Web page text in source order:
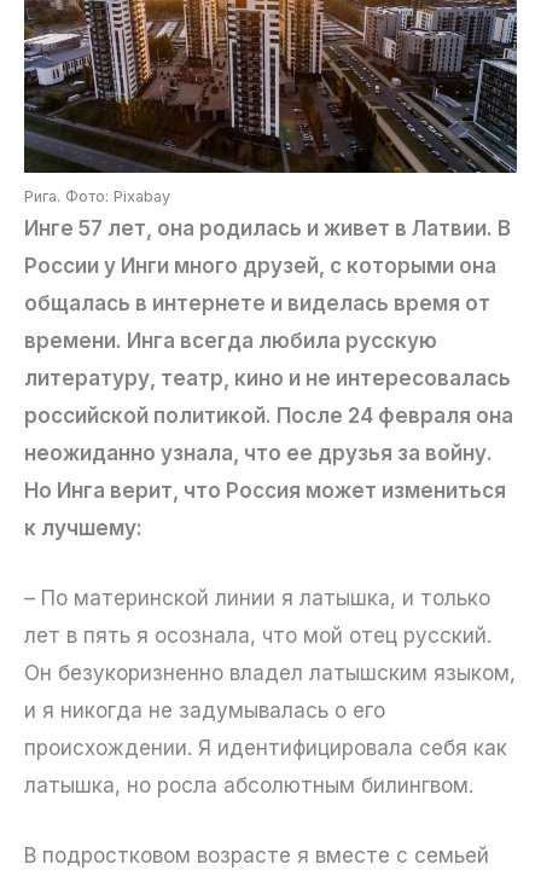
Рига. Фото: Pixabay
Инге 57 лет, она родилась и живет в Латвии. В
России у Инги много друзей, с которыми она
общалась в интернете и виделась время от
времени. Инга всегда любила русскую
литературу, театр, кино и не интересовалась
российской политикой. После 24 февраля она
неожиданно узнала, что ее друзья за войну.
Но Инга верит, что Россия может измениться
к лучшему:
– По материнской линии я латышка, и только
лет в пять я осознала, что мой отец русский.
Он безукоризненно владел латышским языком,
и я никогда не задумывалась о его
происхождении. Я идентифицировала себя как
латышка, но росла абсолютным билингвом.
В подростковом возрасте я вместе с семьей